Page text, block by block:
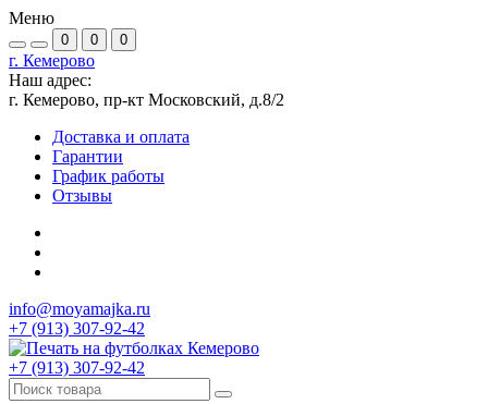
Меню
0 0 0
г. Кемерово
Наш адрес:
г. Кемерово, пр-кт Московский, д.8/2
Доставка и оплата
Гарантии
График работы
Отзывы
info@moyamajka.ru
+7 (913) 307-92-42
+7 (913) 307-92-42